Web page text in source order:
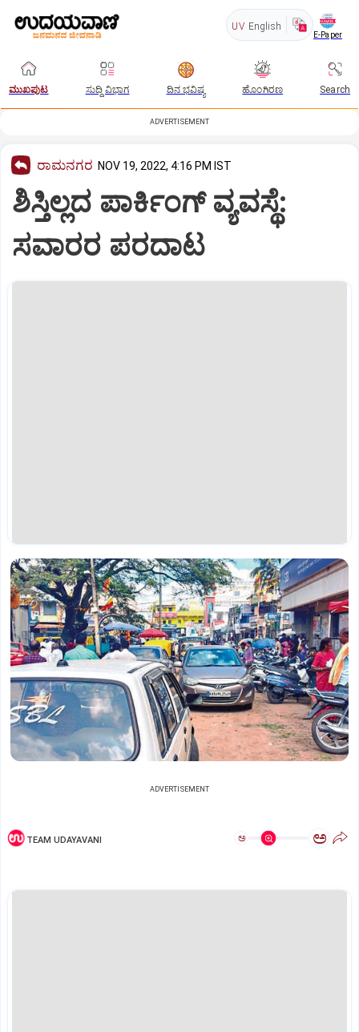
UV English
E-Paper
ಮುಖಪುಟ ಸುದ್ದಿ ವಿಭಾಗ ದಿನ ಭವಿಷ್ಯ ಹೊಂಗಿರಣ Search
ADVERTISEMENT
ರಾಮನಗರ NOV 19, 2022, 4:16 PM IST
ಶಿಸ್ತಿಲ್ಲದ ಪಾರ್ಕಿಂಗ್‌ ವ್ಯವಸ್ಥೆ:
ಸವಾರರ ಪರದಾಟ
ADVERTISEMENT
TEAM UDAYAVANI ಅ ಅ